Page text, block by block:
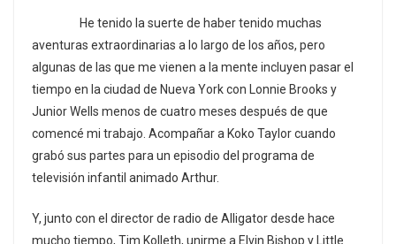
He tenido la suerte de haber tenido muchas
aventuras extraordinarias a lo largo de los años, pero
algunas de las que me vienen a la mente incluyen pasar el
tiempo en la ciudad de Nueva York con Lonnie Brooks y
Junior Wells menos de cuatro meses después de que
comencé mi trabajo. Acompañar a Koko Taylor cuando
grabó sus partes para un episodio del programa de
televisión infantil animado Arthur.
Y, junto con el director de radio de Alligator desde hace
mucho tiempo, Tim Kolleth, unirme a Elvin Bishop y Little